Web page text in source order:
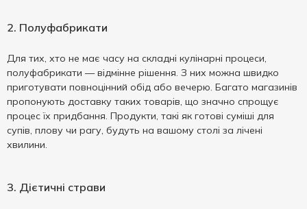
2. Полуфабрикати
Для тих, хто не має часу на складні кулінарні процеси,
полуфабрикати — відмінне рішення. З них можна швидко
приготувати повноцінний обід або вечерю. Багато магазинів
пропонують доставку таких товарів, що значно спрощує
процес їх придбання. Продукти, такі як готові суміші для
супів, плову чи рагу, будуть на вашому столі за лічені
хвилини.
3. Дієтичні страви